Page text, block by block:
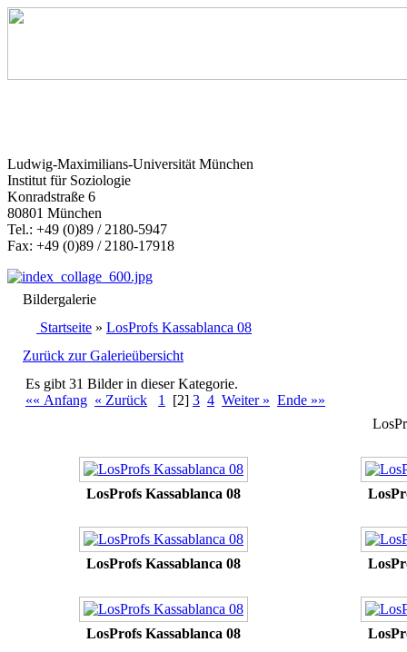
Ludwig-Maximilians-Universität München
Institut für Soziologie
Konradstraße 6
80801 München
Tel.: +49 (0)89 / 2180-5947
Fax: +49 (0)89 / 2180-17918
Bildergalerie
Startseite » LosProfs Kassablanca 08
Zurück zur Galerieübersicht
Es gibt 31 Bilder in dieser Kategorie.
«« Anfang « Zurück 1 [2] 3 4 Weiter » Ende »»
LosProfs Kassablanca 08
LosProfs Kassablanca 08
LosProfs Kassablanca 08